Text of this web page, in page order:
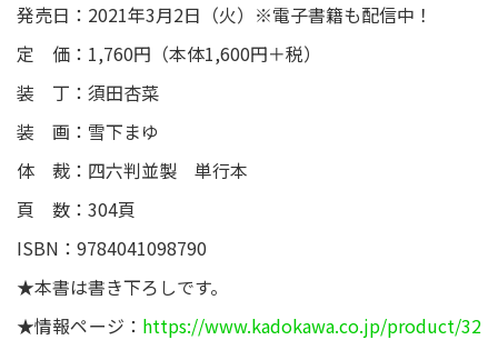
発売日：2021年3月2日（火）※電子書籍も配信中！
定 価：1,760円（本体1,600円＋税）
装 丁：須田杏菜
装 画：雪下まゆ
体 裁：四六判並製 単行本
頁 数：304頁
ISBN：9784041098790
★本書は書き下ろしです。
★情報ページ： https://www.kadokawa.co.jp/product/32